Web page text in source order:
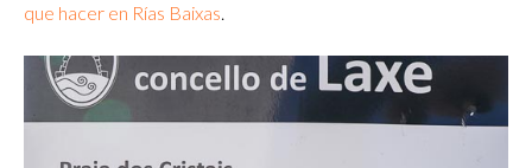
que hacer en Rías Baixas.